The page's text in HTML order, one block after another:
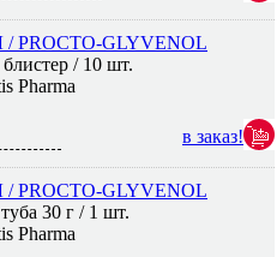
GLYVENOL
/ 10 шт.
Pharma
в заказ!
GLYVENOL
30 г / 1 шт.
Pharma